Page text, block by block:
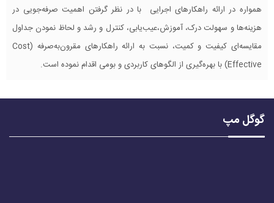
همواره در ارائه راهکارهای اجرایی با در نظر گرفتن اهمیت صرفه‌جویی در
هزینه‌ها و سهولت درک، آموزش،عیب‌یابی، کنترل و رشد و لحاظ نمودن جداول
مقایسه‌ای کیفیت و کمیت، نسبت به ارائه راهکارهای مقرون‌به‌صرفه (Cost
Effective) با بهره‌گیری از الگوهای کاربردی و بومی اقدام نموده است.
گوگل مپ